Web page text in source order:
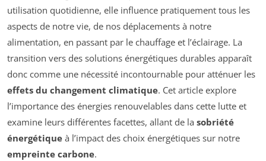
utilisation quotidienne, elle influence pratiquement tous les
aspects de notre vie, de nos déplacements à notre
alimentation, en passant par le chauffage et l’éclairage. La
transition vers des solutions énergétiques durables apparaît
donc comme une nécessité incontournable pour atténuer les
effets du changement climatique. Cet article explore
l’importance des énergies renouvelables dans cette lutte et
examine leurs différentes facettes, allant de la sobriété
énergétique à l’impact des choix énergétiques sur notre
empreinte carbone.